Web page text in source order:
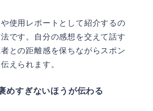
使用レポートとして紹介するの
です。自分の感想を交えて話す
との距離感を保ちながらスポン
えられます。
めすぎないほうが伝わる